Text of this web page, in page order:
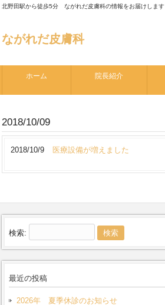
北野田駅から徒歩5分 ながれだ皮膚科の情報をお届けします
ながれだ皮膚科
ホーム 院長紹介
2018/10/09
2018/10/9 医療設備が増えました
検索:
最近の投稿
2026年 夏季休診のお知らせ